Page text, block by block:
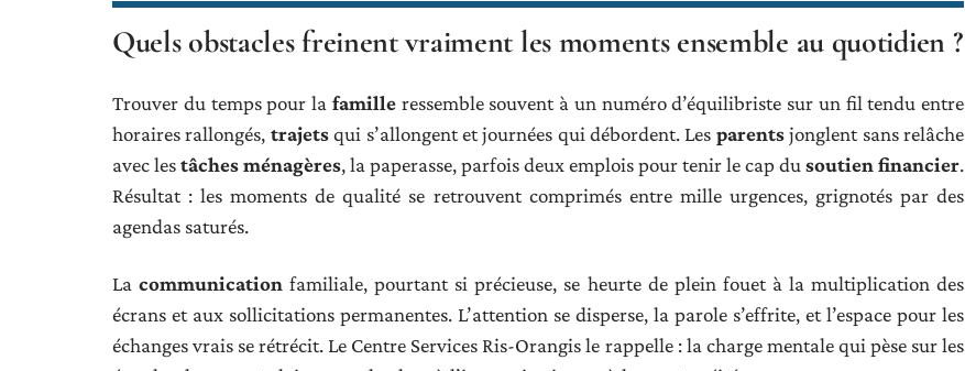
Quels obstacles freinent vraiment les moments ensemble au quotidien ?
Trouver du temps pour la familleressemble souvent à un numéro d’équilibriste sur un fil tendu entre
horaires rallongés, trajetsqui s’allongent et journées qui débordent. Les parentsjonglent sans relâche
avec lestâches ménagères, la paperasse, parfois deux emplois pour tenir le cap du soutien financier.
Résultat : les moments de qualité se retrouvent comprimés entre mille urgences, grignotés par des
agendas saturés.
Lacommunication familiale, pourtant si précieuse, se heurte de plein fouet à la multiplication des
écrans et aux sollicitations permanentes. L’attention se disperse, la parole s’effrite, et l’espace pour les
échanges vrais se rétrécit. Le Centre Services Ris-Orangis le rappelle : la charge mentale qui pèse sur les